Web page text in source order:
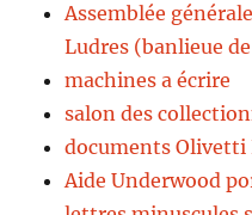
Assemblée
Ludres (banlieue
machines a écrire
salon des
documents Olivetti
Aide Underwood